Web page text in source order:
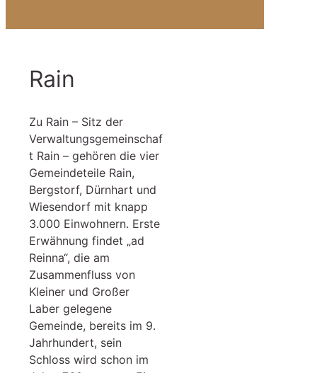
Rain
Zu Rain – Sitz der
Verwaltungsgemeinschaf
t Rain – gehören die vier
Gemeindeteile Rain,
Bergstorf, Dürnhart und
Wiesendorf mit knapp
3.000 Einwohnern. Erste
Erwähnung findet „ad
Reinna“, die am
Zusammenfluss von
Kleiner und Großer
Laber gelegene
Gemeinde, bereits im 9.
Jahrhundert, sein
Schloss wird schon im